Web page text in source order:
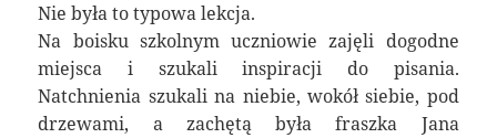
Nie była to typowa lekcja.
Na boisku szkolnym uczniowie zajęli dogodne
miejsca i szukali inspiracji do pisania.
Natchnienia szukali na niebie, wokół siebie, pod
drzewami, a zachętą była fraszka Jana